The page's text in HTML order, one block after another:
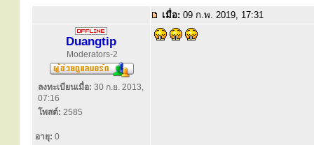
เมื่อ: 09 ก.พ. 2019, 17:31
Duangtip
Moderators-2
ลงทะเบียนเมื่อ: 30 ก.ย. 2013,
07:16
โพสต์: 2585
อายุ: 0